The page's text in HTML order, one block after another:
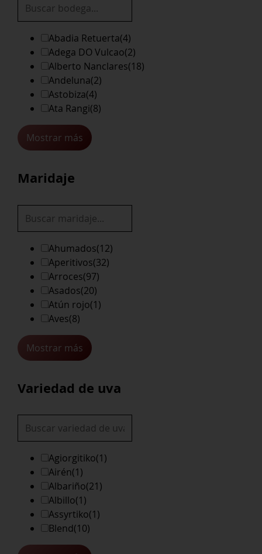
Abadia Retuerta(4)
Adega DO Vulcao(2)
Alberto Nanclares(18)
Andeluna(2)
Astobiza(4)
Ata Rangi(8)
Mostrar más
Maridaje
Ahumados(12)
Aperitivos(32)
Arroces(97)
Asados(20)
Atún rojo(1)
Aves(8)
Mostrar más
Variedad de uva
Agiorgitiko(1)
Airén(1)
Albariño(21)
Albillo(1)
Assyrtiko(1)
Blend(10)